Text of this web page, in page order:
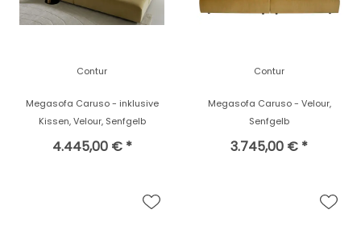
Contur
Megasofa Caruso - inklusive
Kissen, Velour, Senfgelb
4.445,00 € *
Contur
Megasofa Caruso - Velour,
Senfgelb
3.745,00 € *